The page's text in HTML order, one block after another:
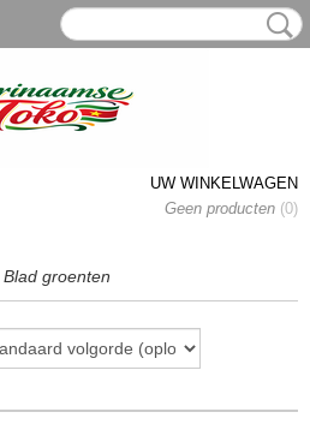
UW WINKELWAGEN
Geen producten (0)
Blad groenten